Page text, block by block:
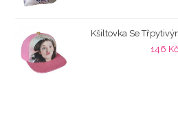
Kšiltovka Se
146 Kč